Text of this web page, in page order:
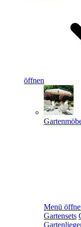
öffnen
Menü
Gartensets